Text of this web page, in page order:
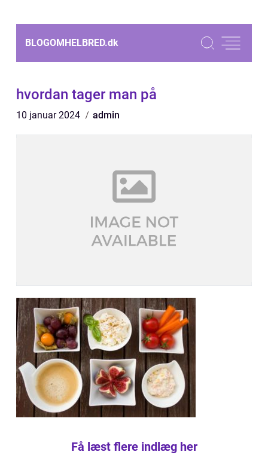
BLOGOMHELBRED.dk
hvordan tager man på
10 januar 2024 admin
Få læst flere indlæg her